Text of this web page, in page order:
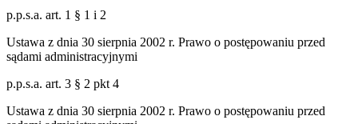
p.p.s.a. art. 1 § 1 i 2
Ustawa z dnia 30 sierpnia 2002 r. Prawo o postępowaniu przed
sądami administracyjnymi
p.p.s.a. art. 3 § 2 pkt 4
Ustawa z dnia 30 sierpnia 2002 r. Prawo o postępowaniu przed